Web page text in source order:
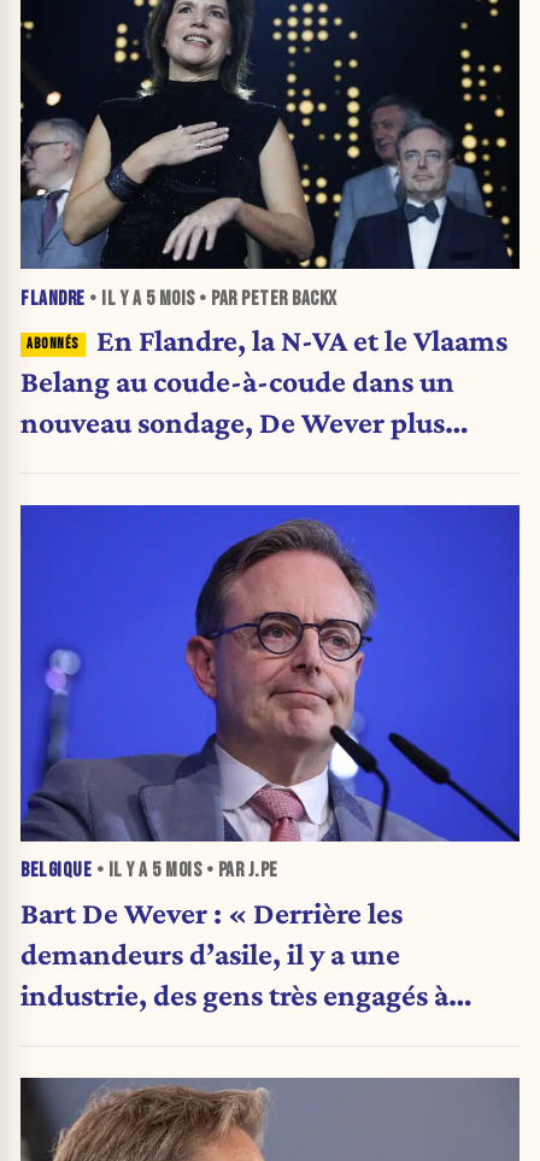
FLANDRE • IL Y A 5 MOIS• PAR PETER BACKX
En Flandre, la N-VA et le Vlaams
Belang au coude-à-coude dans un
nouveau sondage, De Wever plus
BELGIQUE • IL Y A 5 MOIS• PAR J.PE
Bart De Wever : « Derrière les
demandeurs d’asile, il y a une
industrie, des gens très engagés à
capables de mobiliser »